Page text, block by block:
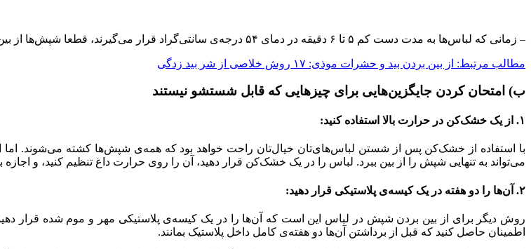
– زمانی که لباس‌ها به مدت دست کم ۵ تا ۶ دقیقه در دمای ۵۴ درجه‌ی سانتی‌گراد قرار می‌گیرند، قطعا شپش‌ها از بین می‌روند.
مطالب مرتبط: از بین بردن بید و حشرات موذی: ۱۷ روش خلاصی از شر بید زدگی
ب) امتحان کردن جایگزین‌هایی برای چیزهایی که قابل شستشو نیستند
۱. از یک خشک‌کن در حرارت بالا استفاده کنید:
با استفاده از خشک‌کن پس از شستن لباس‌های‌تان خیال‌تان راحت خواهد بود که همه‌ی شپش‌ها کشته می‌شوند.
می‌تواند به تنهایی شپش را از بین ببرد. لباس را در یک خشک‌کن قرار دهید، آن را روی حرارت داغ تنظیم کنید، و اجازه بدهید لباس‌ها به مدت
۲. آن‌ها را دو هفته در یک کیسه‌ی پلاستیکی قرار دهید:
روش دیگر برای از بین بردن شپش در لباس این است که آن‌ها را در یک کیسه‌ی پلاستیکی مهر و موم شده قرار دهید
اطمینان حاصل کنید که قبل از برداشتن آن‌ها دو هفته‌ی کامل داخل پلاستیک بمانند.